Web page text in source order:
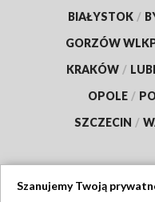
BIAŁYSTOK /
GORZÓW
KRAKÓW /
OPOLE /
SZCZECIN /
Szanujemy Twoją